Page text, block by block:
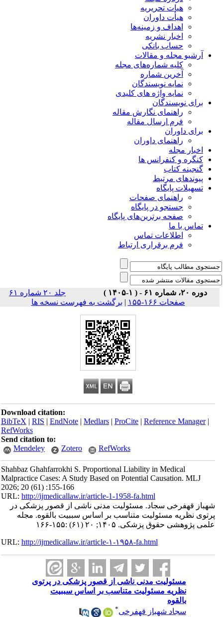
هیات تحریریه
هیأت داوران
اهداف و زمینه‌ها
اخبار نشریه
حساب بانکی
آرشیو مجله و مقالات
کلیه شماره‌های مجله
آخرین شماره
نمایه نویسندگان
نمایه واژه های کلیدی
برای نویسندگان
راهنمای نگارش مقاله
فرم ارسال مقاله
برای داوران
راهنمای داوران
اخبار مجله
کنگره و کنفرانس ها
گنجینه کتاب
پیوندهای مرتبط
تسهیلات پایگاه
راهنمای صفحات
جستجو در پایگاه
صفحه برترین‌های پایگاه
تماس با ما
اطلاعات تماس
فرم برقراری ارتباط
دوره ۲۰، شماره ۶۱ - ( ۱-۱۴۰۵ )
جلد ۲۰ شماره ۶۱
صفحات ۱۶۶-۱۵۵
| برگشت به فهرست نسخه ها
Download citation:
BibTeX|RIS|EndNote|Medlars|ProCite|Reference Manager
RefWorks
Send citation to:
Mendeley
Zotero RefWorks
Shahbaz Ghahfarrokhi S. Proportional Liability in Medical
Malpractice Cases: A Study Based on Potential Causation. MLJ
2026; 20 (61) :155-166
URL:http://ijmedicallaw.ir/article-1-1958-fa.html
شهباز قهفرخی سجاد. مسئولیت مدنی ناشی از قصور پزشکی در
پرتوی نظریه مسئولیت متناسب بر اساس سببیت بالقوه. مجله
علمی پژوهشی حقوق پزشکی. ۱۴۰۵; ۲۰ (۶۱) :۱۵۵-۱۶۶
URL:http://ijmedicallaw.ir/article-۱-۱۹۵۸-fa.html
مسئولیت مدنی ناشی از قصور پزشکی در پرتوی
نظریه مسئولیت متناسب بر اساس سببیت
بالقوه
سجاد شهباز قهفرخی